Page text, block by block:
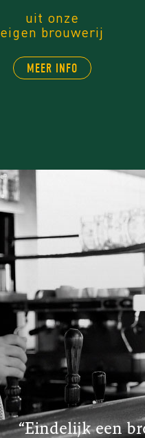
uit onze
eigen brouwerij
MEER INFO
“Eindelijk een